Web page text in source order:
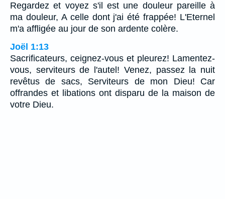
Regardez et voyez s'il est une douleur pareille à
ma douleur, A celle dont j'ai été frappée! L'Eternel
m'a affligée au jour de son ardente colère.
Joël 1:13
Sacrificateurs, ceignez-vous et pleurez! Lamentez-
vous, serviteurs de l'autel! Venez, passez la nuit
revêtus de sacs, Serviteurs de mon Dieu! Car
offrandes et libations ont disparu de la maison de
votre Dieu.